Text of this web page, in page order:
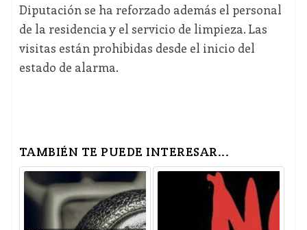
Diputación se ha reforzado además el personal
de la residencia y el servicio de limpieza. Las
visitas están prohibidas desde el inicio del
estado de alarma.
TAMBIÉN TE PUEDE INTERESAR...